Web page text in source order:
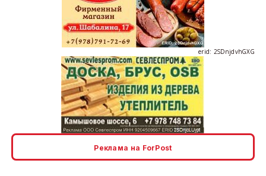
erid: 2SDnjdvhGXG
erid: 2SDnjcLUypt
Реклама на ForPost